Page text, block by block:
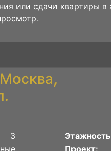
или сдачи квартиры в
3
Проект: